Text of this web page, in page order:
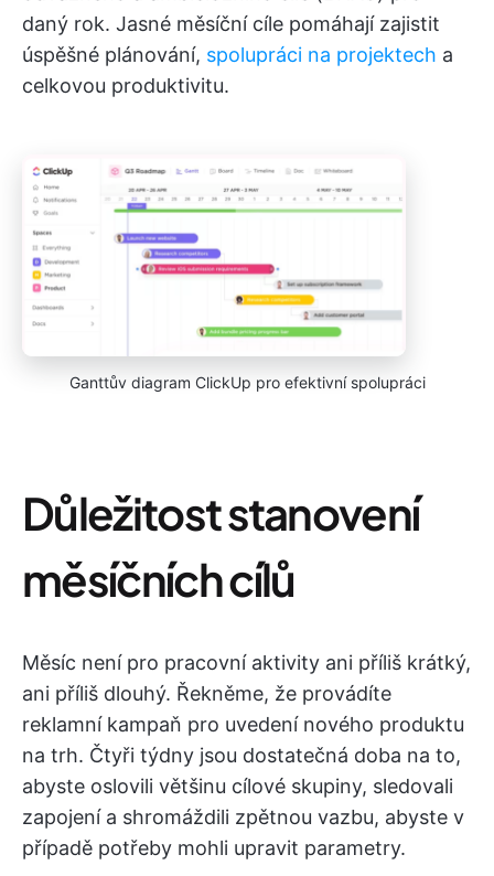
daný rok. Jasné měsíční cíle pomáhají zajistit
úspěšné plánování, spolupráci na projektech a
celkovou produktivitu.
Ganttův diagram ClickUp pro efektivní spolupráci
Důležitost stanovení
měsíčních cílů
Měsíc není pro pracovní aktivity ani příliš krátký,
ani příliš dlouhý. Řekněme, že provádíte
reklamní kampaň pro uvedení nového produktu
na trh. Čtyři týdny jsou dostatečná doba na to,
abyste oslovili většinu cílové skupiny, sledovali
zapojení a shromáždili zpětnou vazbu, abyste v
případě potřeby mohli upravit parametry.